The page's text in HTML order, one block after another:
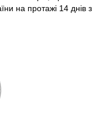
на протажі 14 днів з